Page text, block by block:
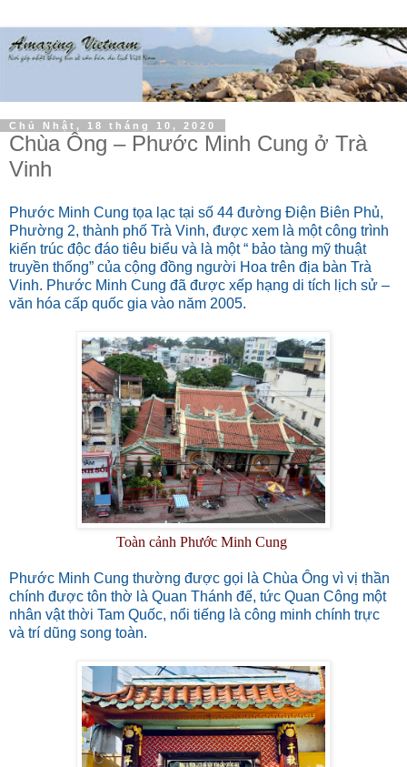
Chủ Nhật, 18 tháng 10, 2020
Chùa Ông – Phước Minh Cung ở Trà
Vinh
Phước Minh Cung tọa lạc tại số 44 đường Điện Biên Phủ,
Phường 2, thành phố Trà Vinh, được xem là một công trình
kiến trúc độc đáo tiêu biểu và là một “ bảo tàng mỹ thuật
truyền thống” của cộng đồng người Hoa trên địa bàn Trà
Vinh. Phước Minh Cung đã được xếp hạng di tích lịch sử –
văn hóa cấp quốc gia vào năm 2005.
Toàn cảnh Phước Minh Cung
Phước Minh Cung thường được gọi là Chùa Ông vì vị thần
chính được tôn thờ là Quan Thánh đế, tức Quan Công một
nhân vật thời Tam Quốc, nổi tiếng là công minh chính trực
và trí dũng song toàn.